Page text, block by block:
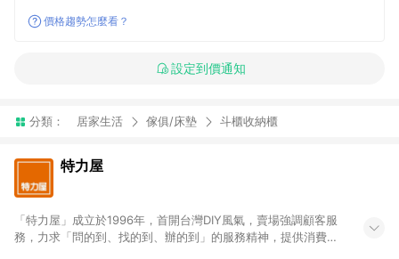
價格趨勢怎麼看？
設定到價通知
分類： 居家生活 傢俱/床墊 斗櫃收納櫃
特力屋
「特力屋」成立於1996年，首開台灣DIY風氣，賣場強調顧客服
務，力求「問的到、找的到、辦的到」的服務精神，提供消費者